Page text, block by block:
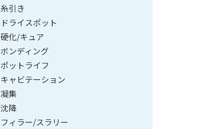
糸引き
ドライスポット
硬化/キュア
ボンディング
ポットライフ
キャビテーション
凝集
沈降
フィラー/スラリー